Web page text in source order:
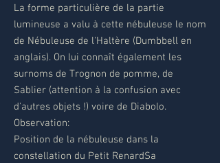
La forme particulière de la partie
lumineuse a valu à cette nébuleuse le nom
de Nébuleuse de l'Haltère (Dumbbell en
anglais). On lui connaît également les
surnoms de Trognon de pomme, de
Sablier (attention à la confusion avec
d'autres objets !) voire de Diabolo.
Observation:
Position de la nébuleuse dans la
constellation du Petit RenardSa